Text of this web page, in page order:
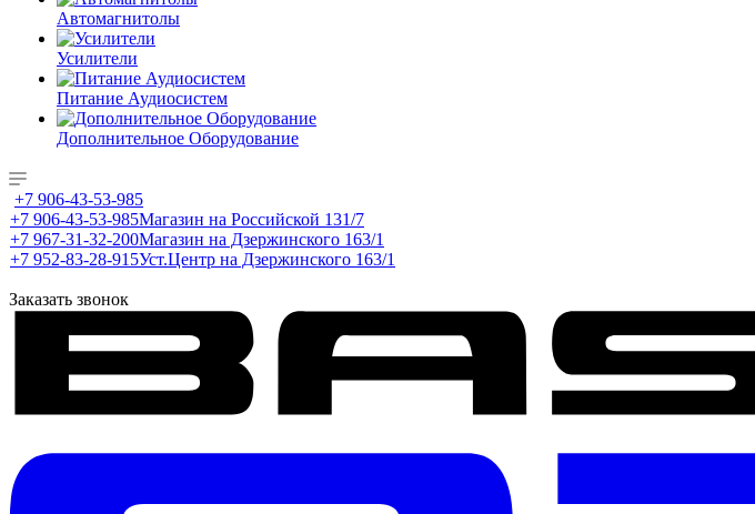
Автомагнитолы
Усилители
Питание Аудиосистем
Дополнительное Оборудование
+7 906-43-53-985
+7 906-43-53-985Магазин на Российской 131/7
+7 967-31-32-200Магазин на Дзержинского 163/1
+7 952-83-28-915Уст.Центр на Дзержинского 163/1
Заказать звонок